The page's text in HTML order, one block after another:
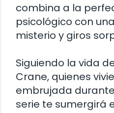
combina a la
psicológico con
misterio y giros
Siguiendo la vida
Crane, quienes
embrujada
serie te sumergirá